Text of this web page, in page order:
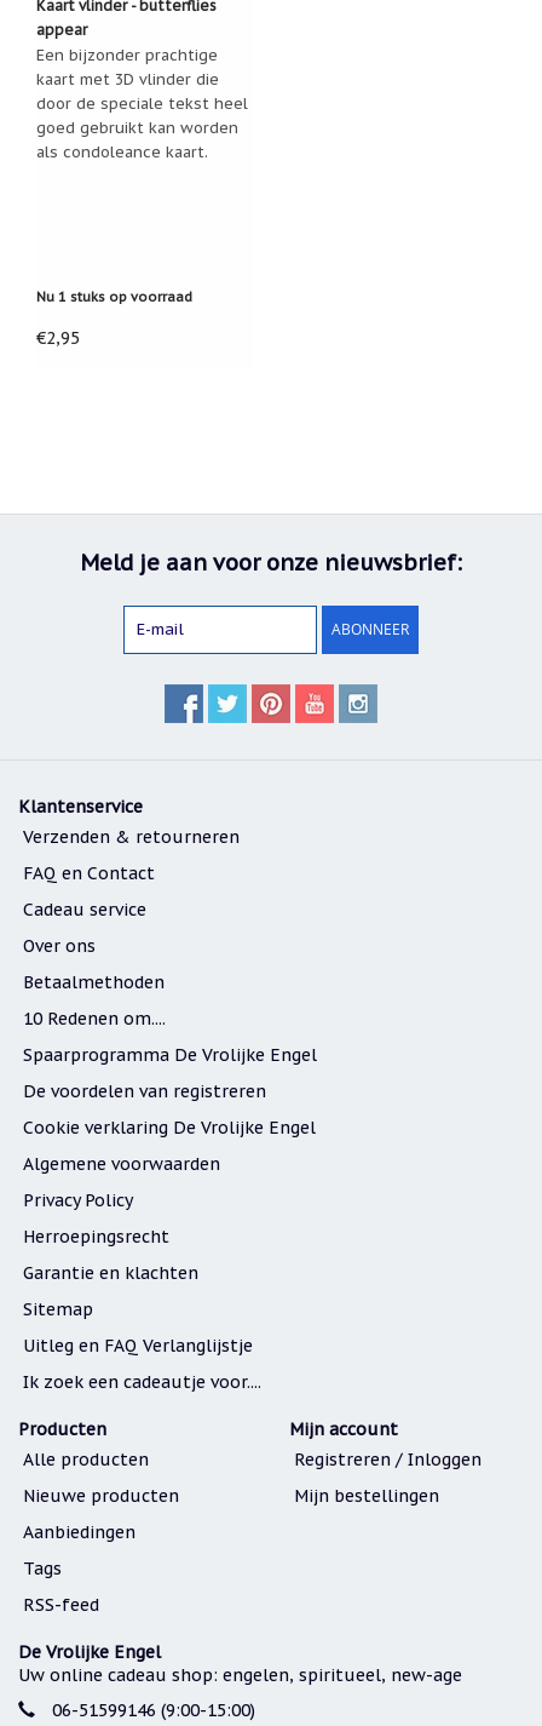
Kaart vlinder - butterflies
appear
Een bijzonder prachtige
kaart met 3D vlinder die
door de speciale tekst heel
goed gebruikt kan worden
als condoleance kaart.
Nu 1 stuks op voorraad
€2,95
Meld je aan voor onze nieuwsbrief:
ABONNEER
Klantenservice
Verzenden & retourneren
FAQ en Contact
Cadeau service
Over ons
Betaalmethoden
10 Redenen om....
Spaarprogramma De Vrolijke Engel
De voordelen van registreren
Cookie verklaring De Vrolijke Engel
Algemene voorwaarden
Privacy Policy
Herroepingsrecht
Garantie en klachten
Sitemap
Uitleg en FAQ Verlanglijstje
Ik zoek een cadeautje voor....
Producten
Alle producten
Nieuwe producten
Aanbiedingen
Tags
RSS-feed
Mijn account
Registreren / Inloggen
Mijn bestellingen
De Vrolijke Engel
Uw online cadeau shop: engelen, spiritueel, new-age
06-51599146 (9:00-15:00)